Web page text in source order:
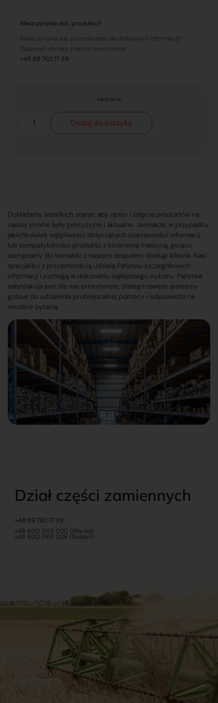
Masz pytania dot. produktu?
Masz pytania lub potrzebujesz dodatkowych informacji?
Zadzwoń do nas, chętnie pomożemy!
+48 89 762 17 39
na stanie
Dodaj do koszyka
Dokładamy wszelkich starań, aby opisy i zdjęcia produktów na
naszej stronie były precyzyjne i aktualne. Jednakże, w przypadku
jakichkolwiek wątpliwości dotyczących poprawności informacji
lub kompatybilności produktu z konkretną maszyną, gorąco
zachęcamy do kontaktu z naszym zespołem obsługi klienta. Nasi
specjaliści z przyjemnością udzielą Państwu szczegółowych
informacji i pomogą w dokonaniu najlepszego wyboru. Państwa
satysfakcja jest dla nas priorytetem, dlatego zawsze jesteśmy
gotowi do udzielenia profesjonalnej pomocy i odpowiedzi na
wszelkie pytania.
Dział części zamiennych
+48 89 762 17 39
+48 600 065 020 (Maciej)
+48 600 065 028 (Robert)
Dokumenty
Regulamin Dostawy
Romanowski
Sklep internetowy
Praca
Ubezpieczenia